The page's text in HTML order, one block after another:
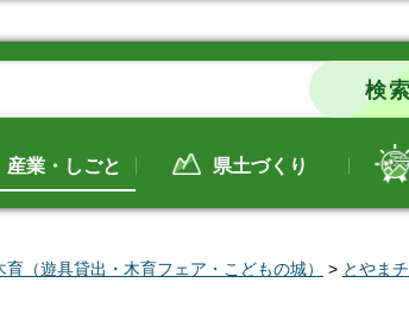
産業・しごと 県土づくり
育（遊具貸出・木育フェア・こどもの城） > とやま